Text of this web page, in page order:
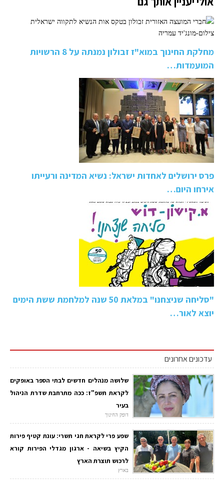
מחלקת החינוך במוא"ז זבולון נמנתה על 8 הרשויות
המועמדות…
פרס ירושלים לאחדות ישראל: נשיא המדינה ורעייתו
אירחו היום…
"סליחה שניצחנו" במלאת 50 שנה למלחמת ששת הימים
יוצא לאור…
עדכונים אחרונים
שלושה מנהלים חדשים לבתי הספר באופקים
לקראת תשפ"ז: ככה מתרחבת שדרת הניהול
בעיר
דופק החינוך
שפע פרי לקראת חגי תשרי: עונת קטיף פירות
הקיץ בשיאה - ארגון מגדלי הפירות קורא
לרכוש תוצרת הארץ
בארץ